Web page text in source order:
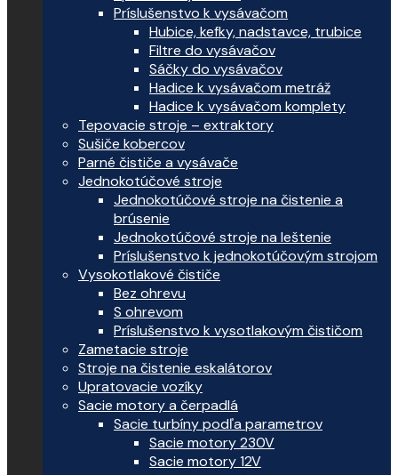
Príslušenstvo k vysávačom
Hubice, kefky, nadstavce, trubice
Filtre do vysávačov
Sáčky do vysávačov
Hadice k vysávačom metráž
Hadice k vysávačom komplety
Tepovacie stroje – extraktory
Sušiče kobercov
Parné čističe a vysávače
Jednokotúčové stroje
Jednokotúčové stroje na čistenie a
brúsenie
Jednokotúčové stroje na leštenie
Príslušenstvo k jednokotúčovým strojom
Vysokotlakové čističe
Bez ohrevu
S ohrevom
Príslušenstvo k vysotlakovým čističom
Zametacie stroje
Stroje na čistenie eskalátorov
Upratovacie vozíky
Sacie motory a čerpadlá
Sacie turbíny podľa parametrov
Sacie motory 230V
Sacie motory 12V